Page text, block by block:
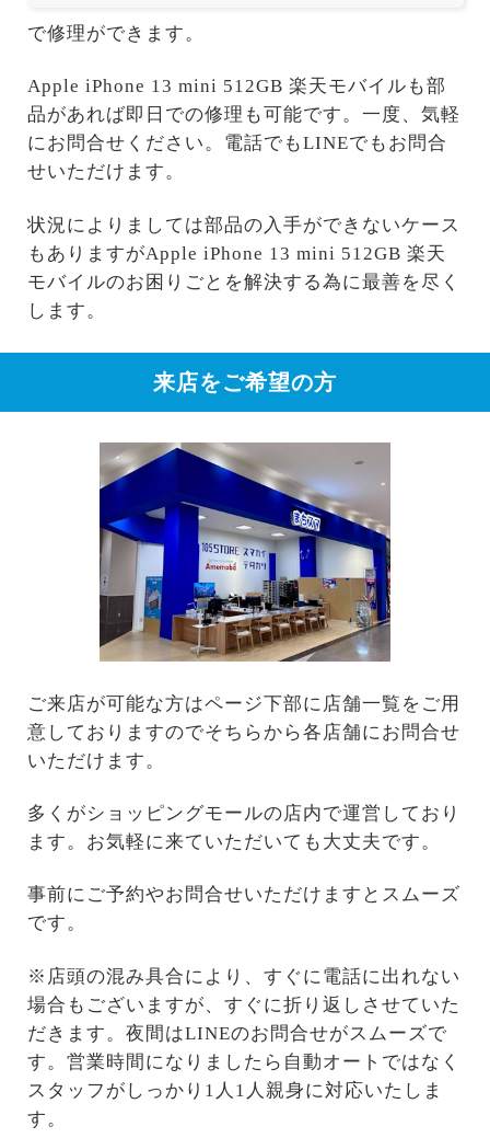
で修理ができます。
Apple iPhone 13 mini 512GB 楽天モバイルも部
品があれば即日での修理も可能です。一度、気軽
にお問合せください。電話でもLINEでもお問合
せいただけます。
状況によりましては部品の入手ができないケース
もありますがApple iPhone 13 mini 512GB 楽天
モバイルのお困りごとを解決する為に最善を尽く
します。
来店をご希望の方
ご来店が可能な方はページ下部に店舗一覧をご用
意しておりますのでそちらから各店舗にお問合せ
いただけます。
多くがショッピングモールの店内で運営しており
ます。お気軽に来ていただいても大丈夫です。
事前にご予約やお問合せいただけますとスムーズ
です。
※店頭の混み具合により、すぐに電話に出れない
場合もございますが、すぐに折り返しさせていた
だきます。夜間はLINEのお問合せがスムーズで
す。営業時間になりましたら自動オートではなく
スタッフがしっかり1人1人親身に対応いたしま
す。